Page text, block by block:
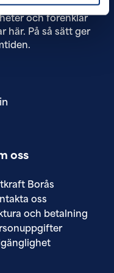
kommunikation
och förenklar
här. På så sätt ger
oss
Borås
oss
och betalning